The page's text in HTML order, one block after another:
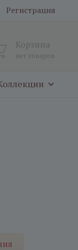
Регистрация
Корзина
нет товаров